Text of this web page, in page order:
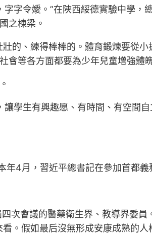
字令嬡。”在陜西綏德實驗中學
之棟梁。
、練得棒棒的。體育鍛煉要從小
會等各方面都要為少年兒童增強體
讓學生有興趣愿、有時間、有空間
4月，習近平總書記在參加首都
次會議的醫藥衛生界、教導界委
。假如最后沒無形成安康成熟的人